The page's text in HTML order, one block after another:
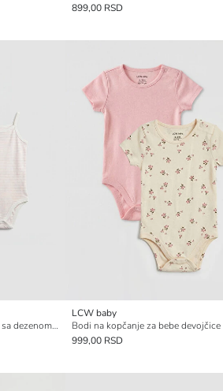
899,00 RSD
Bodi sa kvadratnom kragnom sa dezenom za bebe devojčice na kopčanje 3-komadno pakovanje
LCW baby
999,00 RSD